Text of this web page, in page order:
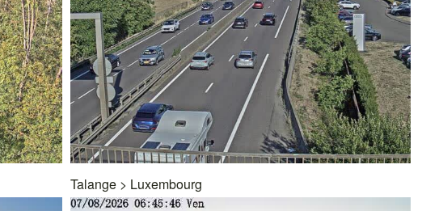
Talange> Luxembourg